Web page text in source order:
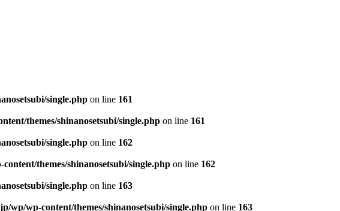
single.php on line 161
themes/shinanosetsubi/single.php on line 161
single.php on line 162
themes/shinanosetsubi/single.php on line 162
single.php on line 163
wp/wp-content/themes/shinanosetsubi/single.php on line 163